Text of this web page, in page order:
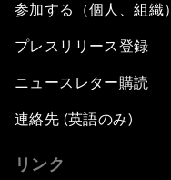
参加する（個人、組織）
プレスリリース登録
ニュースレター購読
連絡先 (英語のみ)
リンク